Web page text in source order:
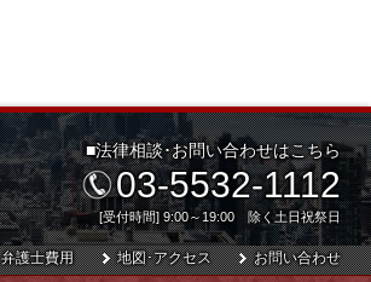
弁護士費用 地図･アクセス お問い合わせ
■法律相談･お問い合わせはこちら
03-5532-1112
[受付時間] 9:00～19:00 除く土日祝祭日